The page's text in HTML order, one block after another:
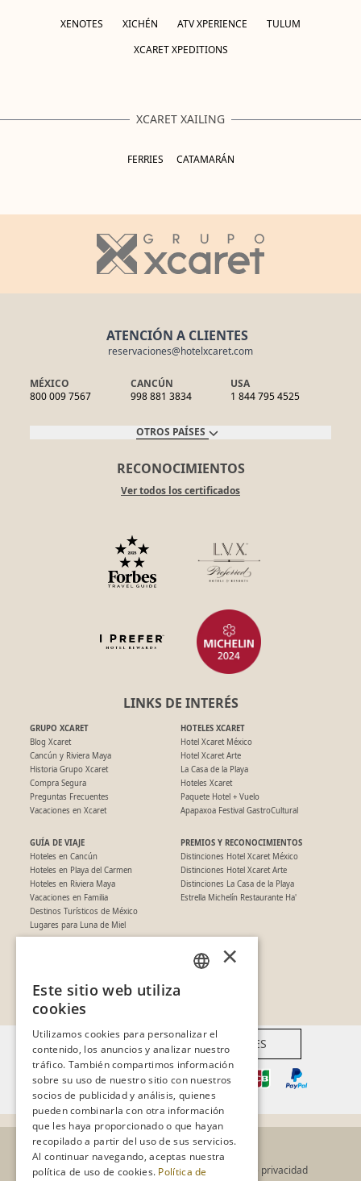
XENOTES XICHÉN ATV XPERIENCE
TULUM
XCARET XPEDITIONS
XCARET XAILING
FERRIES CATAMARÁN
ATENCIÓN A CLIENTES
reservaciones@hotelxcaret.com
MÉXICO
800 009 7567
CANCÚN
998 881 3834
USA
1 844 795 4525
OTROS PAÍSES
RECONOCIMIENTOS
Ver todos los certificados
LINKS DE INTERÉS
GRUPO XCARET
Blog Xcaret
Cancún y Riviera Maya
Historia Grupo Xcaret
Compra Segura
Preguntas Frecuentes
Vacaciones en Xcaret
HOTELES XCARET
Hotel Xcaret México
Hotel Xcaret Arte
La Casa de la Playa
Hoteles Xcaret
Paquete Hotel + Vuelo
Apapaxoa Festival GastroCultural
GUÍA DE VIAJE
Hoteles en Cancún
Hoteles en Playa del Carmen
Hoteles en Riviera Maya
Vacaciones en Familia
Destinos Turísticos de México
Lugares para Luna de Miel
PREMIOS Y RECONOCIMIENTOS
Distinciones Hotel Xcaret México
Distinciones Hotel Xcaret Arte
Distinciones La Casa de la Playa
Estrella Michelín Restaurante Ha'
SÍGUENOS EN REDES
FORMAS DE PAGO DISPONIBLES
Términos de uso Aviso de privacidad
EN
×
Este sitio web utiliza
cookies
Utilizamos cookies para personalizar el
contenido, los anuncios y analizar nuestro
tráfico. También compartimos información
sobre su uso de nuestro sitio con nuestros
socios de publicidad y análisis, quienes
pueden combinarla con otra información
que les haya proporcionado o que hayan
recopilado a partir del uso de sus servicios.
Al continuar navegando, aceptas nuestra
política de uso de cookies. Política de